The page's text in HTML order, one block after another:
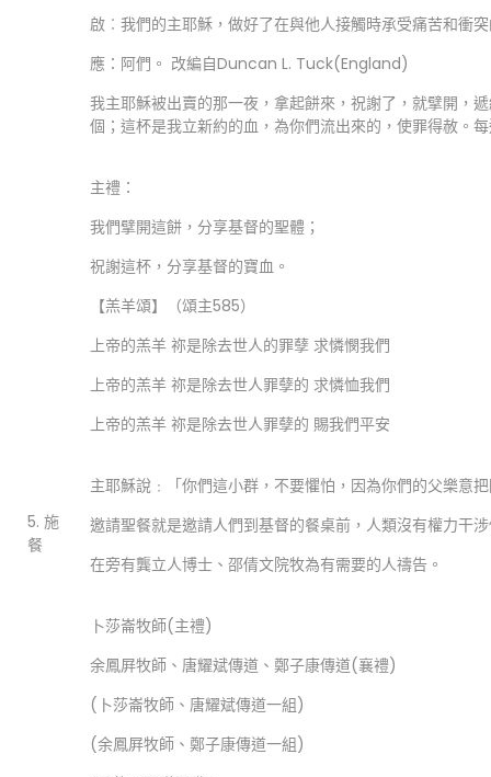
啟︰我們的主耶穌，做好了在與他人接觸時承受痛苦和衝
應：阿們。 改編自Duncan L. Tuck(England)
我主耶穌被出賣的那一夜，拿起餅來，祝謝了，就擘開，
個；這杯是我立新約的血，為你們流出來的，使罪得赦。
主禮：
我們擘開這餅，分享基督的聖體；
祝謝這杯，分享基督的寶血。
【羔羊頌】（頌主585）
上帝的羔羊 祢是除去世人的罪孽 求憐憫我們
上帝的羔羊 祢是除去世人罪孽的 求憐恤我們
上帝的羔羊 祢是除去世人罪孽的 賜我們平安
5. 施
餐
主耶穌說﹕「你們這小群，不要懼怕，因為你們的父樂意
邀請聖餐就是邀請人們到基督的餐桌前，人類沒有權力干
在旁有龔立人博士、邵倩文院牧為有需要的人禱告。
卜莎崙牧師(主禮)
余鳳屛牧師、唐耀斌傳道、鄭子康傳道(襄禮)
(卜莎崙牧師、唐耀斌傳道一組)
(余鳳屛牧師、鄭子康傳道一組)